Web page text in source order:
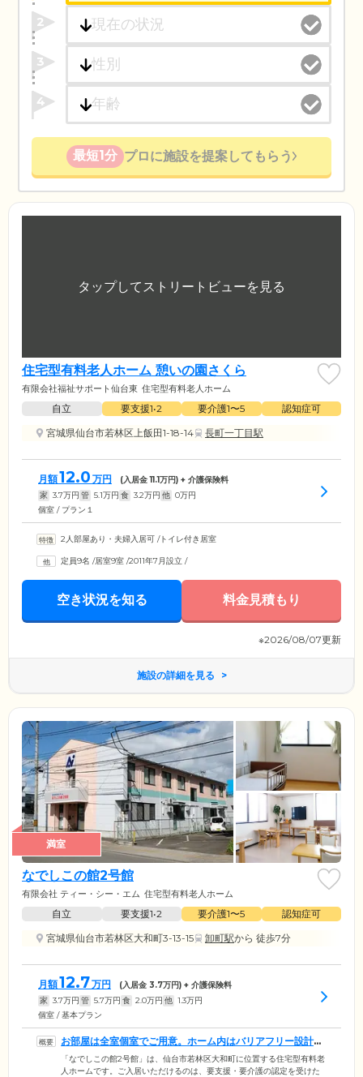
2
3
4
最短1分 プロに施設を提案してもらう
住宅型有料老人ホーム 憩いの園さくら
有限会社福祉サポート仙台東 住宅型有料老人ホーム
自立 要支援1•2 要介護1〜5
認知症可
宮城県仙台市若林区上飯田1-18-14
長町一丁目駅
月額12.0 万円 (入居金11.1万円) + 介護保険料
家 3.7万円 管 5.1万円 食 3.2万円 他 0万円
個室 / プラン１
2人部屋あり・夫婦入居可 /トイレ付き居室
定員9名 /居室9室 /2011年7月設立 /
空き状況を知る 料金見積もり
※2026/08/07更新
施設の詳細を見る
満室
なでしこの館2号館
有限会社 ティー・シー・エム 住宅型有料老人ホーム
自立 要支援1•2 要介護1〜5
認知症可
宮城県仙台市若林区大和町3-13-15
卸町駅から 徒歩7分
月額12.7万円 (入居金 3.7万円) + 介護保険料
家 3.7万円 管 5.7万円 食 2.0万円 他 1.3万円
個室 / 基本プラン
お部屋は全室個室でご用意。ホーム内はバリアフリー設計で
す
「なでしこの館2号館」は、仙台市若林区大和町に位置する住宅型有料老
人ホームです。ご入居いただけるのは、要支援・要介護の認定を受けた